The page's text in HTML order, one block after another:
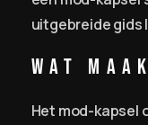
uitgebreide gids
Wat
Het mod-kapsel